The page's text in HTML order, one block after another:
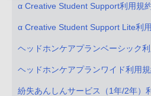
α Creative Student Support利用規
α Creative Student Support Lite利
ヘッドホンケアプランベーシック
ヘッドホンケアプランワイド利用
紛失あんしんサービス（1年/2年